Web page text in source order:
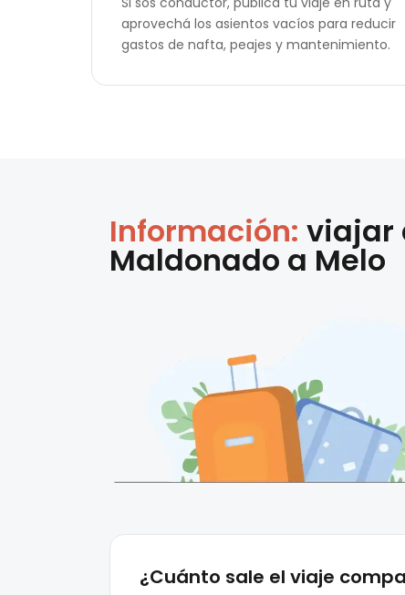
aprovechá los asientos vacíos para reducir
gastos de nafta, peajes y mantenimiento.
Información: viajar
Maldonado a Melo
¿Cuánto sale el viaje